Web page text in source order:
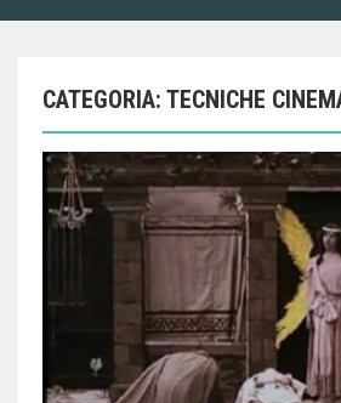
CATEGORIA: TECNICHE